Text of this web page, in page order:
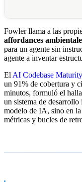
Fowler llama a las
affordances
para un agente sin
agente a inventar
El AI Codebase
un 91% de cobertura y
minutos, formuló el
un sistema de
modelo de IA, sino en
métricas y bucles de